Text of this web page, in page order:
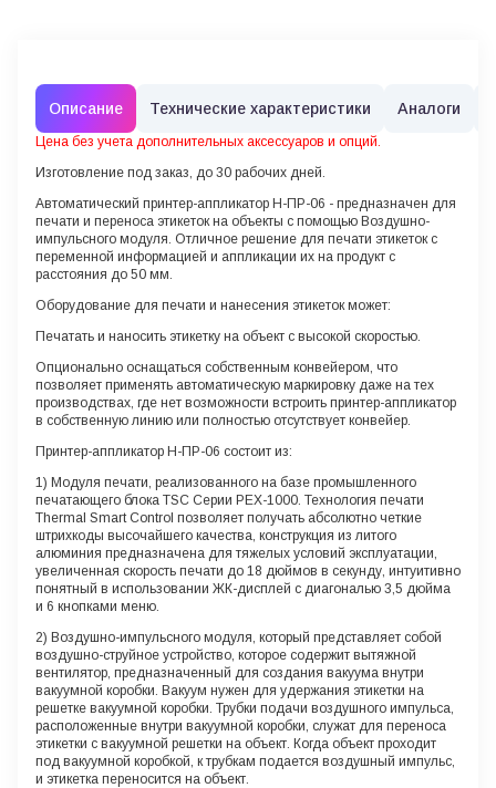
Описание Технические характеристики Аналоги
Цена без учета дополнительных аксессуаров и опций.
Изготовление под заказ, до 30 рабочих дней.
Автоматический принтер-аппликатор H-ПР-06 - предназначен для
печати и переноса этикеток на объекты с помощью Воздушно-
импульсного модуля. Отличное решение для печати этикеток с
переменной информацией и аппликации их на продукт с
расстояния до 50 мм.
Оборудование для печати и нанесения этикеток может:
Печатать и наносить этикетку на объект с высокой скоростью.
Опционально оснащаться собственным конвейером, что
позволяет применять автоматическую маркировку даже на тех
производствах, где нет возможности встроить принтер-аппликатор
в собственную линию или полностью отсутствует конвейер.
Принтер-аппликатор H-ПР-06 состоит из:
1) Модуля печати , реализованного на базе промышленного
печатающего блока TSC Серии PEX-1000. Технология печати
Thermal Smart Control позволяет получать абсолютно четкие
штрихкоды высочайшего качества, конструкция из литого
алюминия предназначена для тяжелых условий эксплуатации,
увеличенная скорость печати до 18 дюймов в секунду, интуитивно
понятный в использовании ЖК-дисплей с диагональю 3,5 дюйма
и 6 кнопками меню.
2) Воздушно-импульсного модуля , который представляет собой
воздушно-струйное устройство, которое содержит вытяжной
вентилятор, предназначенный для создания вакуума внутри
вакуумной коробки. Вакуум нужен для удержания этикетки на
решетке вакуумной коробки. Трубки подачи воздушного импульса,
расположенные внутри вакуумной коробки, служат для переноса
этикетки с вакуумной решетки на объект. Когда объект проходит
под вакуумной коробкой, к трубкам подается воздушный импульс,
и этикетка переносится на объект.